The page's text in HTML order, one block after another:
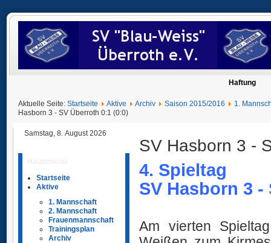
Haftung
Aktuelle Seite: Startseite Aktive Archiv Saison 2015/2016
1.
Hasborn 3 - SV Überroth 0:1 (0:0)
Samstag, 8. August 2026
Startseite
Aktive
1. Mannschaft
2. Mannschaft
Frauenmannschaft
Trainingsplan
Archiv
SV Hasborn 3 -
4. Spieltag
SV Hasborn 3
Am vierten